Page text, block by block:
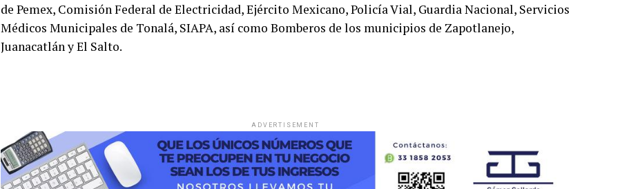
de Pemex, Comisión Federal de Electricidad, Ejército Mexicano, Policía Vial, Guardia Nacional, Servicios
Médicos Municipales de Tonalá, SIAPA, así como Bomberos de los municipios de Zapotlanejo,
Juanacatlán y El Salto.
ADVERTISEMENT